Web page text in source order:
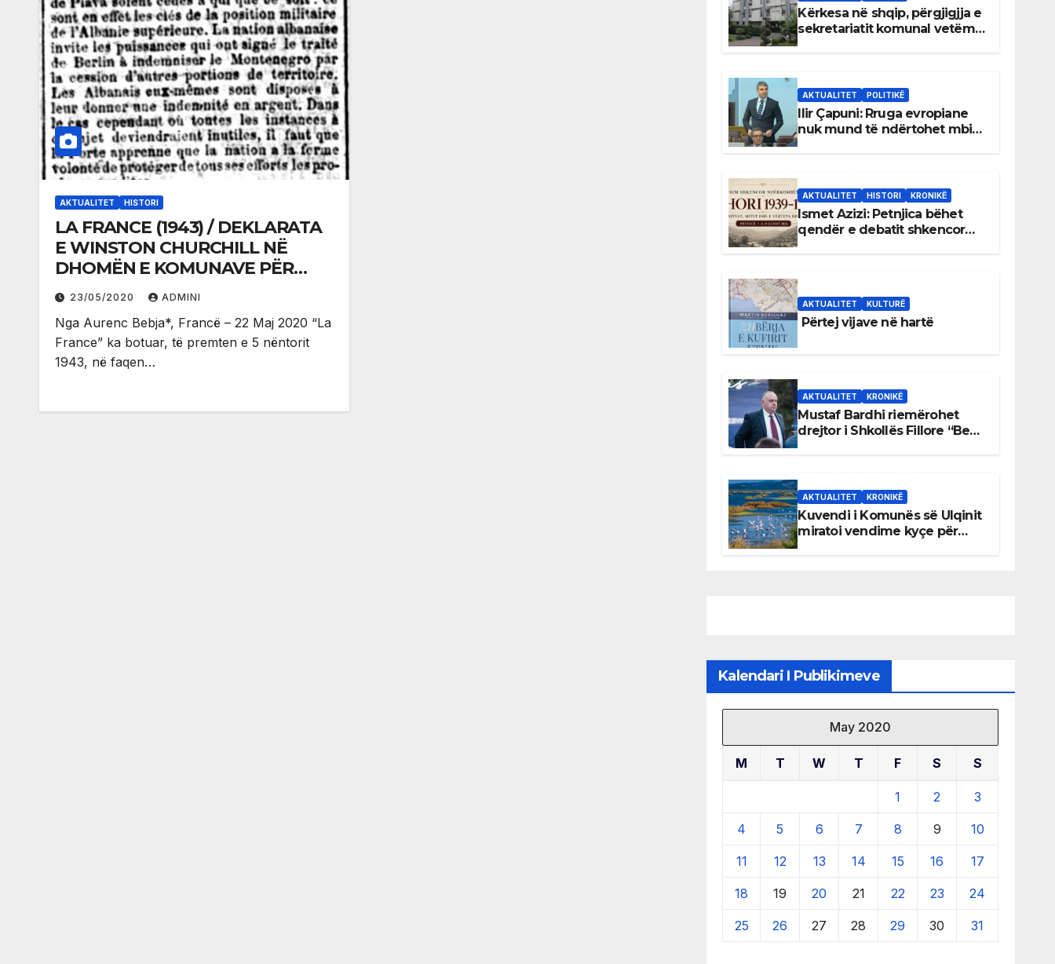
AKTUALITET HISTORI
LA FRANCE (1943) / DEKLARATA
E WINSTON CHURCHILL NË
DHOMËN E KOMUNAVE PËR
SHQIPËRINË DHE LUFTËTARËT E
SAJ
23/05/2020 ADMINI
Nga Aurenc Bebja*, Francë – 22 Maj 2020 “La
France” ka botuar, të premten e 5 nëntorit
1943, në faqen…
Kërkesa në shqip, përgjigjja e
sekretariatit komunal vetëm
AKTUALITET POLITIKË
Ilir Çapuni: Rruga evropiane
nuk mund të ndërtohet mbi
AKTUALITET HISTORI KRONIKË
Ismet Azizi: Petnjica bëhet
qendër e debatit shkencor
AKTUALITET KULTURË
Përtej vijave në hartë
AKTUALITET KRONIKË
Mustaf Bardhi riemërohet
drejtor i Shkollës Fillore “Bedri
AKTUALITET KRONIKË
Kuvendi i Komunës së Ulqinit
miratoi vendime kyçe për
Kalendari I Publikimeve
May 2020
M T W T F S S
1 2 3
4 5 6 7 8 9 10
11 12 13 14 15 16 17
18 19 20 21 22 23 24
25 26 27 28 29 30 31